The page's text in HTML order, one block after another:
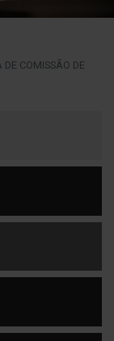
COMISSÃO DE